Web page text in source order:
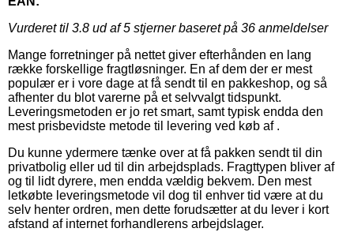
Vurderet til 3.8 ud af 5 stjerner baseret på 36 anmeldelser
Mange forretninger på nettet giver efterhånden en lang
række forskellige fragtløsninger. En af dem der er mest
populær er i vore dage at få sendt til en pakkeshop, og så
afhenter du blot varerne på et selvvalgt tidspunkt.
Leveringsmetoden er jo ret smart, samt typisk endda den
mest prisbevidste metode til levering ved køb af .
Du kunne ydermere tænke over at få pakken sendt til din
privatbolig eller ud til din arbejdsplads. Fragttypen bliver af
og til lidt dyrere, men endda vældig bekvem. Den mest
letkøbte leveringsmetode vil dog til enhver tid være at du
selv henter ordren, men dette forudsætter at du lever i kort
afstand af internet forhandlerens arbejdslager.